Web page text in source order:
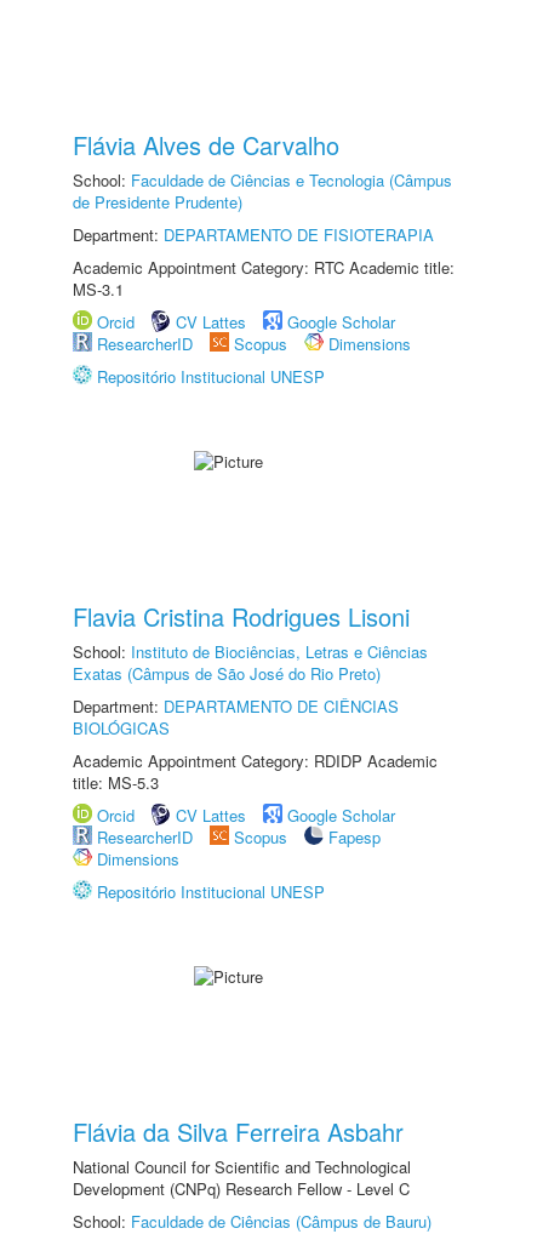
Flávia Alves de Carvalho
School: Faculdade de Ciências e Tecnologia (Câmpus
de Presidente Prudente)
Department: DEPARTAMENTO DE FISIOTERAPIA
Academic Appointment Category: RTC Academic title:
MS-3.1
Orcid
CV Lattes
Google Scholar
ResearcherID
Scopus
Dimensions
Repositório Institucional UNESP
Flavia Cristina Rodrigues Lisoni
School: Instituto de Biociências, Letras e Ciências
Exatas (Câmpus de São José do Rio Preto)
Department: DEPARTAMENTO DE CIÊNCIAS
BIOLÓGICAS
Academic Appointment Category: RDIDP Academic
title: MS-5.3
Orcid
CV Lattes
Google Scholar
ResearcherID
Scopus
Fapesp
Dimensions
Repositório Institucional UNESP
Flávia da Silva Ferreira Asbahr
National Council for Scientific and Technological
Development (CNPq) Research Fellow - Level C
School: Faculdade de Ciências (Câmpus de Bauru)